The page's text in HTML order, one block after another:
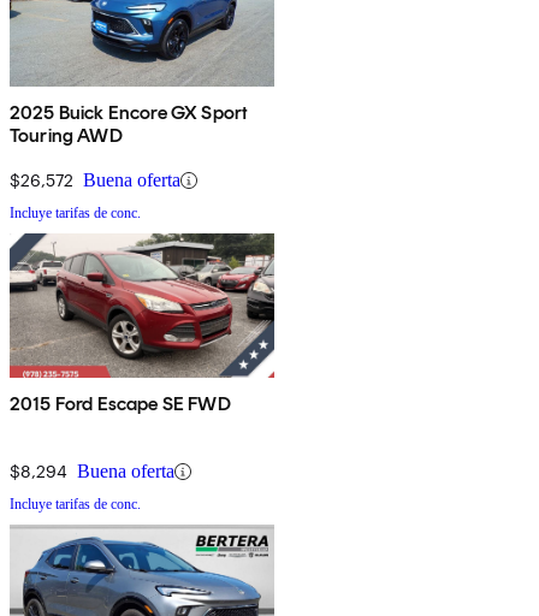
2025 Buick Encore GX Sport
Touring AWD
$26,572 Buena oferta
Incluye tarifas de conc.
2015 Ford Escape SE FWD
$8,294 Buena oferta
Incluye tarifas de conc.